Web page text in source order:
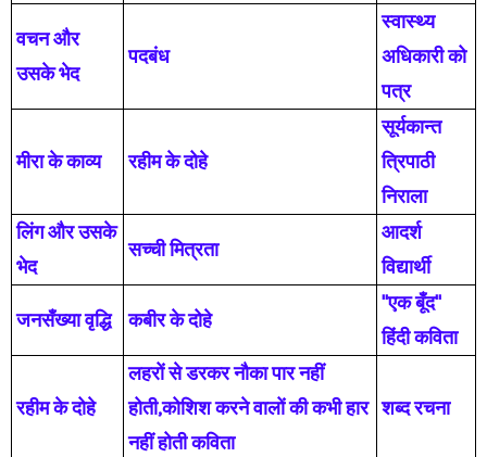
वचन और
उसके भेद
पदबंध
स्वास्थ्य
अधिकारी को
पत्र
मीरा के काव्य रहीम के दोहे
सूर्यकान्त
त्रिपाठी
निराला
लिंग और उसके
भेद
सच्ची मित्रता
आदर्श
विद्यार्थी
जनसँख्या वृद्धि कबीर के दोहे
"एक बूँद"
हिंदी कविता
रहीम के दोहे
लहरों से डरकर नौका पार नहीं
होती,कोशिश करने वालों की कभी हार
नहीं होती कविता
शब्द रचना